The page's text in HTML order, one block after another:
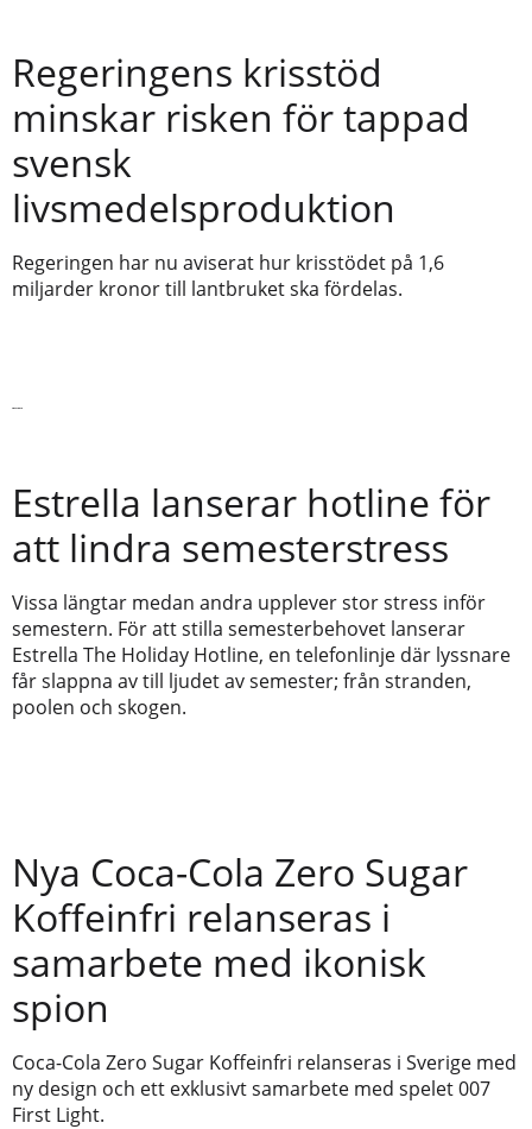
Regeringens krisstöd
minskar risken för tappad
svensk
livsmedelsproduktion
Regeringen har nu aviserat hur krisstödet på 1,6
miljarder kronor till lantbruket ska fördelas.
Estrella lanserar hotline för
att lindra semesterstress
Vissa längtar medan andra upplever stor stress inför
semestern. För att stilla semesterbehovet lanserar
Estrella The Holiday Hotline, en telefonlinje där lyssnare
får slappna av till ljudet av semester; från stranden,
poolen och skogen.
Nya Coca-Cola Zero Sugar
Koffeinfri relanseras i
samarbete med ikonisk
spion
Coca-Cola Zero Sugar Koffeinfri relanseras i Sverige med
ny design och ett exklusivt samarbete med spelet 007
First Light.